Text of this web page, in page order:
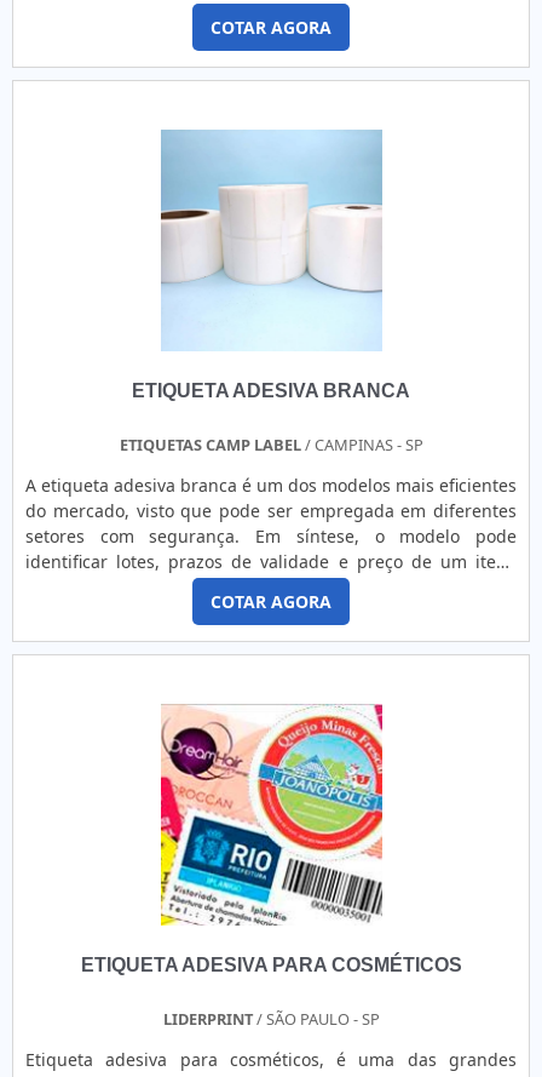
VK.DETALHES SOBRE O FUNCIONAMENTO DO
PRODUTOAlém de normalmente ser submetida a um
processo denominado de pré-impressão, a bobina de
etiqueta também consiste em um produto gráfico que se
bobina de etiqueta responsável, acha a Rótulo VK. A
empresa atua com embalagens flow pack, lacres de
segurança e ribbons e pulseiras para eventos, garantindo a
satisfação da venda e entrega final com foco total na
qualidade.Discorrendo ainda sobre bobina de etiqueta, na
empresas que visam apenas o lucro, deixando a desejar nos
sempre deve-se buscar uma empresa que tenha produtos e
passam despercebidos e podem gerar prejuízo futuros para
os clientes.Reconhecida por ser comprometida com os
serviços e responsável, características possíveis pela
empresa ter uma equipe multidisciplinar de consultores
associados e profissionais com vasta experiência nas
diversas áreas de atuação, comprova a essência de trazer o
melhor para todos os clientes.EMPRESA RENOMADA EM
solução para quem busca bobina de etiqueta. É possível
encontrar itens variados com tecnologia de ponta como
embalagens flow pack, lacres de segurança e ribbons e
pulseiras para eventos. Com a organização é possível tirar
as dúvidas sobre os serviços do ramo, além de contar com
os melhores profissionais e instalações..
COTAR AGORA
ETIQUETA ADESIVA BRANCA
ETIQUETAS CAMP LABEL/ CAMPINAS - SP
A etiqueta adesiva branca é um dos modelos mais eficientes
do mercado, visto que pode ser empregada em diferentes
setores com segurança. Em síntese, o modelo pode
identificar lotes, prazos de validade e preço de um item.
Para que tudo isso seja efetivo, é essencial que a compra
aconteça em ótimas empresas, como a Etiquetas Camp
Label. INFORMAÇÕES DETALHADAS SOBRE O
MODELOResumidamente, as etiquetas brancas são
Zebra e Argox. Por isso, a aquisição assegura diversas
vantagens, pois, além de versáteis, elas possuem baixo
custo, rápida impressão e legibilidade das informações
Ademais, elas podem ser encontradas em diferentes
materiais, tais como:Etiqueta adesiva branca de papel:
Econômica, versátil e perfeita para o registro de dados com
caneta comum ou impressão;Papel couchê: Modelo duplo
uso, que garante que o produto possa ser removido de uma
superfície e colado em outra sem perder a aderência;BOPP:
exposta à água e à refrigeração.Desenvolvido para a
diferenciais tamanhos, formatos e personalizações,
impressão, a etiqueta branca possui alta durabilidade e
COTAR AGORA
ETIQUETA ADESIVA PARA COSMÉTICOS
LIDERPRINT/ SÃO PAULO - SP
Etiqueta adesiva para cosméticos, é uma das grandes